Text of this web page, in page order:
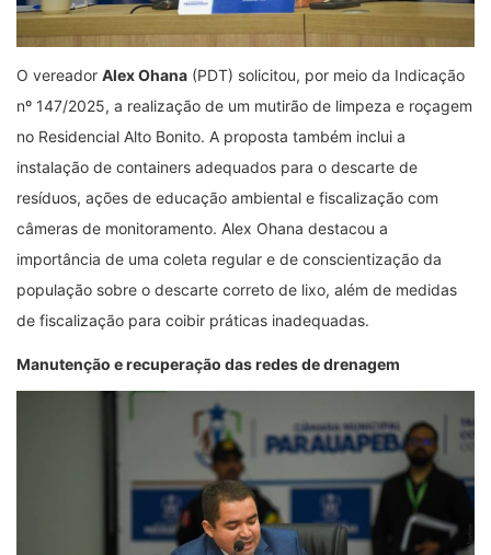
O vereador Alex Ohana (PDT) solicitou, por meio da Indicação
nº 147/2025, a realização de um mutirão de limpeza e roçagem
no Residencial Alto Bonito. A proposta também inclui a
instalação de containers adequados para o descarte de
resíduos, ações de educação ambiental e fiscalização com
câmeras de monitoramento. Alex Ohana destacou a
importância de uma coleta regular e de conscientização da
população sobre o descarte correto de lixo, além de medidas
de fiscalização para coibir práticas inadequadas.
Manutenção erecuperação dasredes dedrenagem